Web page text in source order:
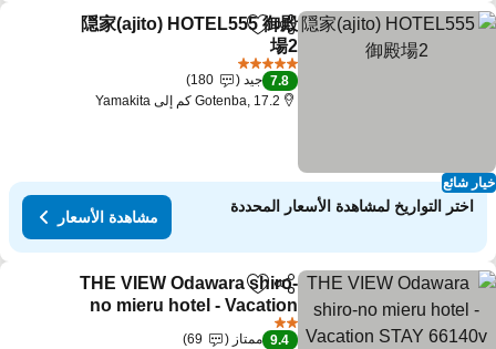
شائع
مشاركةAdd to favorites
隠家(ajito) HOTEL555 御殿
場2
مشاهدة الأسعار
7.8 جيد
180
Gotenba, 17.2 كم إلى Yamakita
اختر التواريخ لمشاهدة الأسعار المحددة
مشاهدة الأسعار
مشاركةAdd to favorites
THE VIEW Odawara shiro-
no mieru hotel - Vacation
STAY 66140v
مشاهدة الأسعار2 عدد النجوم
9.4 ممتاز
69